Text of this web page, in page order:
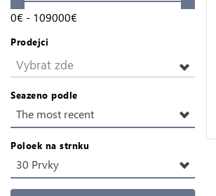
0€ - 109000€
Prodejci
Vybrat zde
Seazeno podle
The most recent
Poloek na strnku
30 Prvky